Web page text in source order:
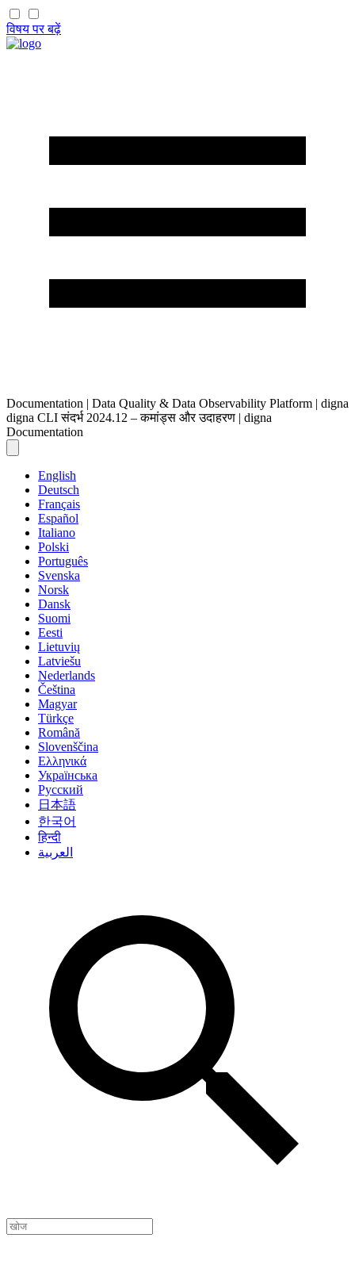
विषय पर बढ़ें
Documentation | Data Quality & Data Observability Platform | digna
digna CLI संदर्भ 2024.12 – कमांड्स और उदाहरण | digna
Documentation
English
Deutsch
Français
Español
Italiano
Polski
Português
Svenska
Norsk
Dansk
Suomi
Eesti
Lietuvių
Latviešu
Nederlands
Čeština
Magyar
Türkçe
Română
Slovenščina
Ελληνικά
Українська
Русский
日本語
한국어
हिन्दी
العربية